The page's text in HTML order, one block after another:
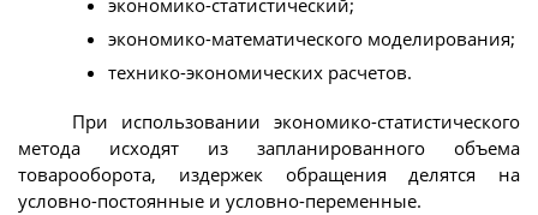
экономико-математического моделирования;
технико-экономических расчетов.
При использовании экономико-статистического
метода исходят из запланированного объема
товарооборота, издержек обращения делятся на
условно-постоянные и условно-переменные.